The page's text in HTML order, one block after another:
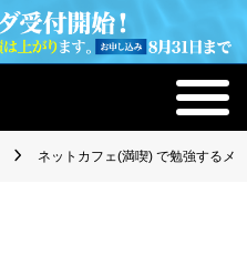
ネットカフェ(満喫) で勉強するメ